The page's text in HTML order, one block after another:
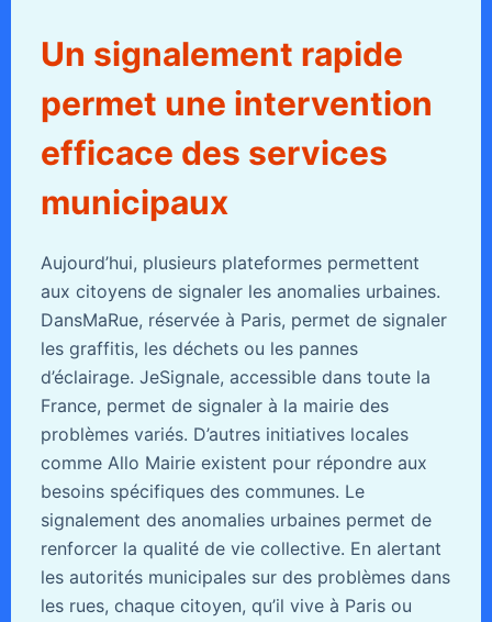
Un signalement rapide
permet une intervention
efficace des services
municipaux
Aujourd’hui, plusieurs plateformes permettent
aux citoyens de signaler les anomalies urbaines.
DansMaRue, réservée à Paris, permet de signaler
les graffitis, les déchets ou les pannes
d’éclairage. JeSignale, accessible dans toute la
France, permet de signaler à la mairie des
problèmes variés. D’autres initiatives locales
comme Allo Mairie existent pour répondre aux
besoins spécifiques des communes. Le
signalement des anomalies urbaines permet de
renforcer la qualité de vie collective. En alertant
les autorités municipales sur des problèmes dans
les rues, chaque citoyen, qu’il vive à Paris ou